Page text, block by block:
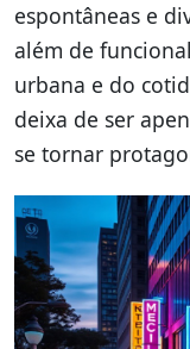
espontâneas e
além de
urbana e do
deixa de ser
se tornar